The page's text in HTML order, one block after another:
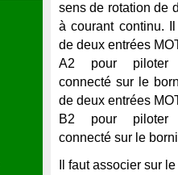
sens de rotation de
à courant continu.
de deux entrées
A2 pour piloter
connecté sur le
de deux entrées
B2 pour piloter
connecté sur le
Il faut associer sur